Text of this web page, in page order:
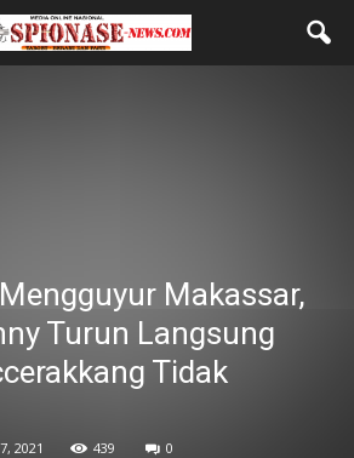
Makassar,
Turun Langsung
Tidak
2021 439 0